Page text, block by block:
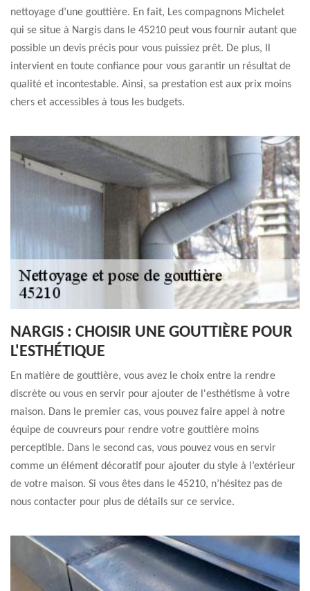
nettoyage d’une gouttière. En fait, Les compagnons Michelet
qui se situe à Nargis dans le 45210 peut vous fournir autant que
possible un devis précis pour vous puissiez prêt. De plus, Il
intervient en toute confiance pour vous garantir un résultat de
qualité et incontestable. Ainsi, sa prestation est aux prix moins
chers et accessibles à tous les budgets.
NARGIS : CHOISIR UNE GOUTTIÈRE POUR
L'ESTHÉTIQUE
En matière de gouttière, vous avez le choix entre la rendre
discrète ou vous en servir pour ajouter de l'esthétisme à votre
maison. Dans le premier cas, vous pouvez faire appel à notre
équipe de couvreurs pour rendre votre gouttière moins
perceptible. Dans le second cas, vous pouvez vous en servir
comme un élément décoratif pour ajouter du style à l’extérieur
de votre maison. Si vous êtes dans le 45210, n’hésitez pas de
nous contacter pour plus de détails sur ce service.